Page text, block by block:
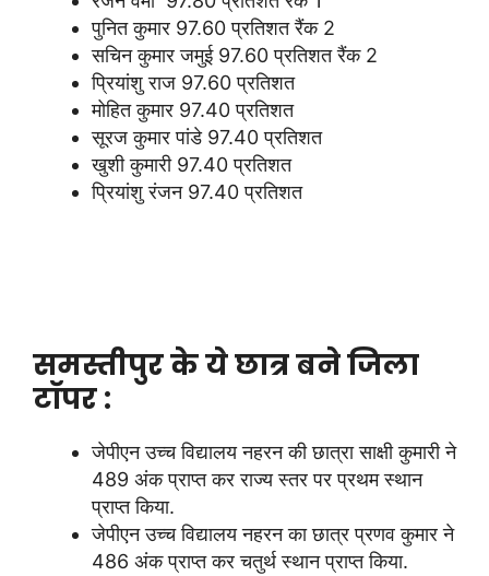
पुनित कुमार 97.60 प्रतिशत रैंक 2
सचिन कुमार जमुई 97.60 प्रतिशत रैंक 2
प्रियांशु राज 97.60 प्रतिशत
मोहित कुमार 97.40 प्रतिशत
सूरज कुमार पांडे 97.40 प्रतिशत
खुशी कुमारी 97.40 प्रतिशत
प्रियांशु रंजन 97.40 प्रतिशत
समस्तीपुर के ये छात्र बने जिला
टॉपर :
जेपीएन उच्च विद्यालय नहरन की छात्रा साक्षी कुमारी ने
489 अंक प्राप्त कर राज्य स्तर पर प्रथम स्थान
प्राप्त किया.
जेपीएन उच्च विद्यालय नहरन का छात्र प्रणव कुमार ने
486 अंक प्राप्त कर चतुर्थ स्थान प्राप्त किया.